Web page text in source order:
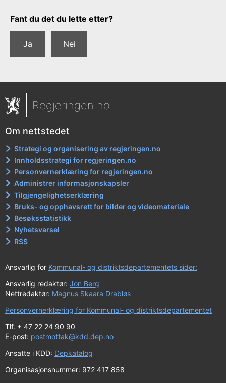
Tilbakemeldingsskjema
Fant du det du lette etter?
Ja Nei
Regjeringen.no
Om nettstedet
Strategi og organisering av regjeringen.no
Innholdsstrategi for regjeringen.no
Personvernerklæring for regjeringen.no
Administrer informasjonskapsler
Tilgjengelighetserklæring
Bruks- og opphavsrett for bilder og videomateriale
Besøksstatistikk
Nyhetsvarsel
RSS
Ansvarlig for Kommunal- og distriktsdepartementets sider:
Ansvarlig redaktør: Jon Berg
Nettredaktør: Magnus Skaara Drabløs
Personvernerklæring for Kommunal- og distriktsdepartementet
Tlf. + 47 22 24 90 90
E-post: postmottak@kdd.dep.no
Ansatte i KDD: Depkatalog
Organisasjonsnummer: 972 417 858